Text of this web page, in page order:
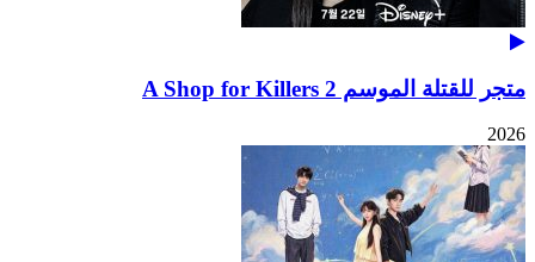
متجر للقتلة الموسم 2 A Shop for Killers
2026